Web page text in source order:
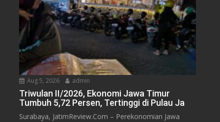
Aug 5, 2026 admin
Triwulan II/2026, Ekonomi Jawa Timur
Tumbuh 5,72 Persen, Tertinggi di Pulau Ja
Surabaya, JatimReview.Com – Perekonomian Jawa